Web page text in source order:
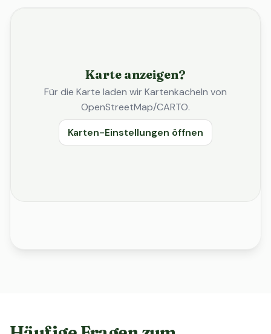
Karte anzeigen?
Für die Karte laden wir Kartenkacheln von
OpenStreetMap/CARTO.
Karten-Einstellungen öffnen